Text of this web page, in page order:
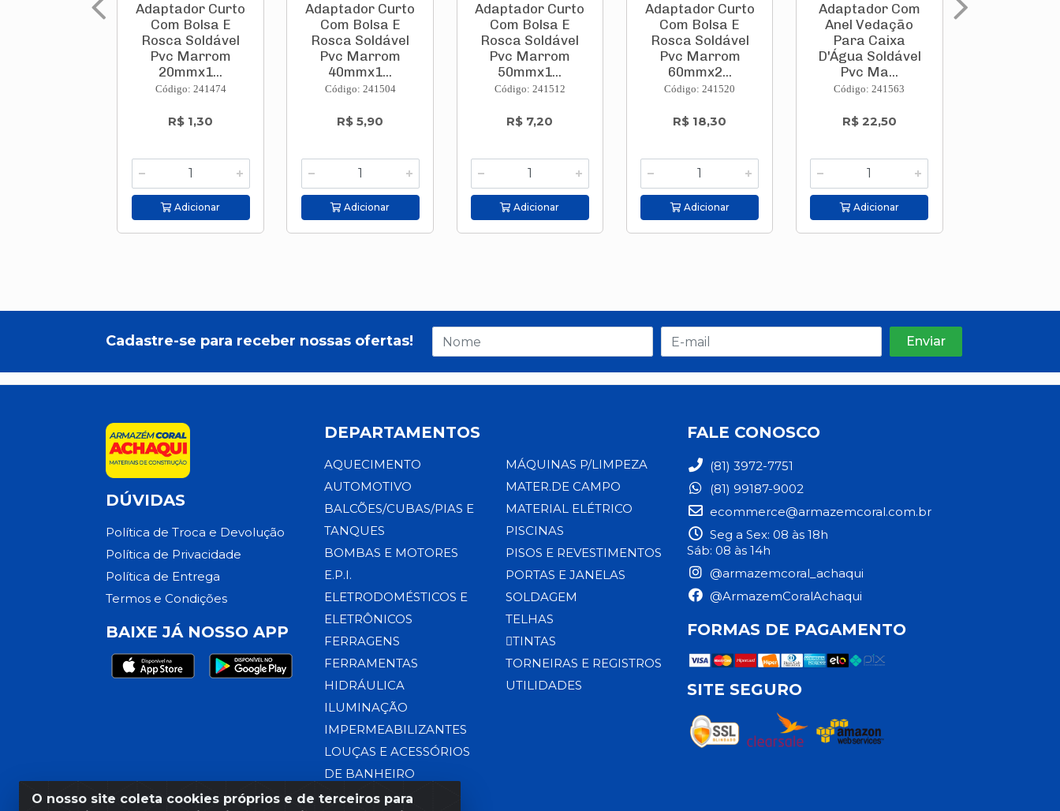
Adaptador Curto
Com Bolsa E
Rosca Soldável
Pvc Marrom
20mmx1...
Código: 241474
R$ 1,30
Adicionar
Adaptador Curto
Com Bolsa E
Rosca Soldável
Pvc Marrom
40mmx1...
Código: 241504
R$ 5,90
Adicionar
Adaptador Curto
Com Bolsa E
Rosca Soldável
Pvc Marrom
50mmx1...
Código: 241512
R$ 7,20
Adicionar
Adaptador Curto
Com Bolsa E
Rosca Soldável
Pvc Marrom
60mmx2...
Código: 241520
R$ 18,30
Adicionar
Adaptador Com
Anel Vedação
Para Caixa
D'Água Soldável
Pvc Ma...
Código: 241563
R$ 22,50
Adicionar
O nosso site coleta cookies próprios e de terceiros para
Cadastre-se para receber nossas ofertas!
DÚVIDAS
Política de Troca e Devolução
Política de Privacidade
Política de Entrega
Termos e Condições
BAIXE JÁ NOSSO APP
DEPARTAMENTOS
AQUECIMENTO
AUTOMOTIVO
BALCÕES/CUBAS/PIAS E
TANQUES
BOMBAS E MOTORES
E.P.I.
ELETRODOMÉSTICOS E
ELETRÔNICOS
FERRAGENS
FERRAMENTAS
HIDRÁULICA
ILUMINAÇÃO
IMPERMEABILIZANTES
LOUÇAS E ACESSÓRIOS
DE BANHEIRO
MÁQUINAS P/LIMPEZA
MATER.DE CAMPO
MATERIAL ELÉTRICO
PISCINAS
PISOS E REVESTIMENTOS
PORTAS E JANELAS
SOLDAGEM
TELHAS
TINTAS
TORNEIRAS E REGISTROS
UTILIDADES
FALE CONOSCO
(81) 3972-7751
(81) 99187-9002
ecommerce@armazemcoral.com.br
Seg a Sex: 08 às 18h
Sáb: 08 às 14h
@armazemcoral_achaqui
@ArmazemCoralAchaqui
FORMAS DE PAGAMENTO
SITE SEGURO